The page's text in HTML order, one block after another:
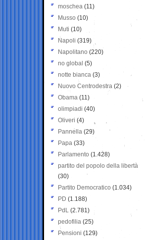
moschea (11)
Musso (10)
Muti (10)
Napoli (319)
Napolitano (220)
no global (5)
notte bianca (3)
Nuovo Centrodestra (2)
Obama (11)
olimpiadi (40)
Oliveri (4)
Pannella (29)
Papa (33)
Parlamento (1.428)
partito del popolo della libertà
(30)
Partito Democratico (1.034)
PD (1.188)
PdL (2.781)
pedofilia (25)
Pensioni (129)